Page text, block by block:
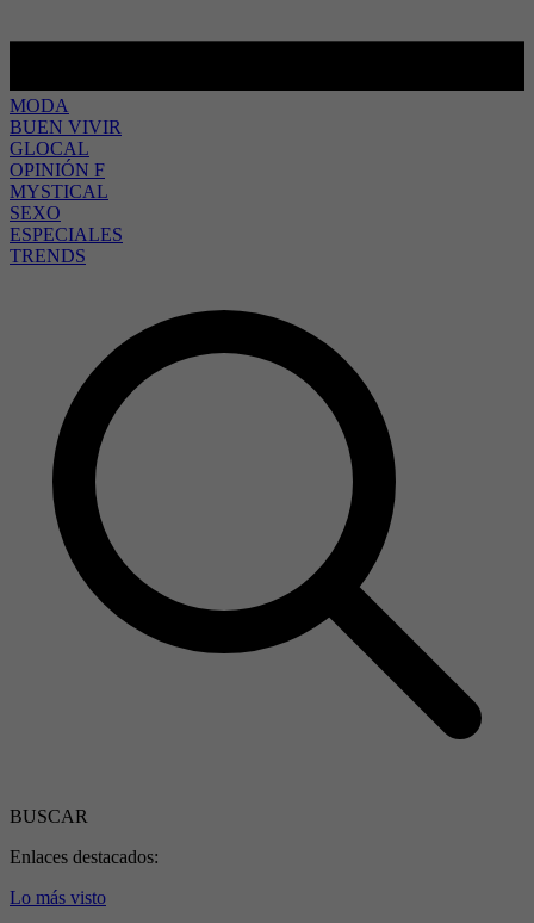
MODA
BUEN VIVIR
GLOCAL
OPINIÓN F
MYSTICAL
SEXO
ESPECIALES
TRENDS
BUSCAR
Enlaces destacados:
Lo más visto